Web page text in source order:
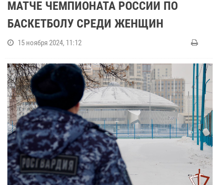
МАТЧЕ ЧЕМПИОНАТА РОССИИ ПО
БАСКЕТБОЛУ СРЕДИ ЖЕНЩИН
15 ноября 2024, 11:12